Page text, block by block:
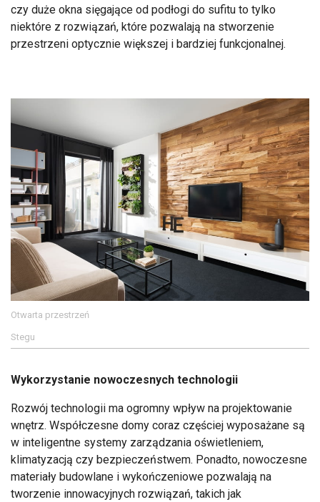
czy duże okna sięgające od podłogi do sufitu to tylko
niektóre z rozwiązań, które pozwalają na stworzenie
przestrzeni optycznie większej i bardziej funkcjonalnej.
Otwarta przestrzeń
Stegu
Wykorzystanie nowoczesnych technologii
Rozwój technologii ma ogromny wpływ na projektowanie
wnętrz. Współczesne domy coraz częściej wyposażane są
w inteligentne systemy zarządzania oświetleniem,
klimatyzacją czy bezpieczeństwem. Ponadto, nowoczesne
materiały budowlane i wykończeniowe pozwalają na
tworzenie innowacyjnych rozwiązań, takich jak